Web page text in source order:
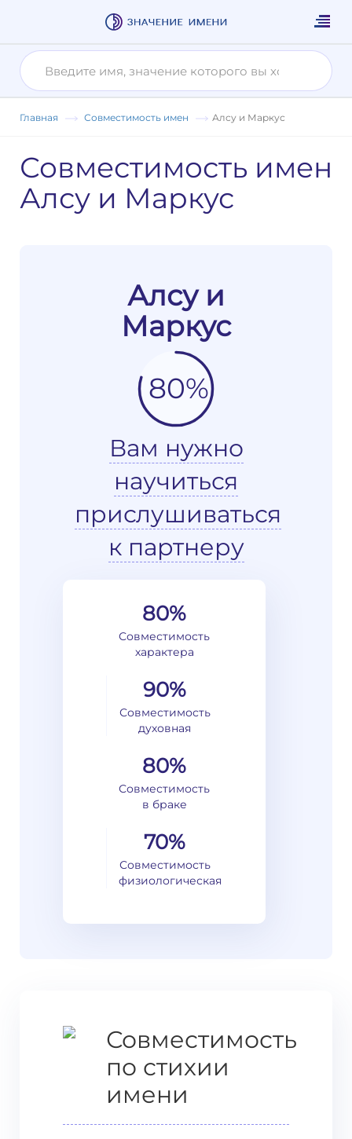
Главная Совместимость имен Алсу и Маркус
Совместимость имен
Алсу и Маркус
Алсу и
Маркус
80%
Вам нужно
научиться
прислушиваться
к партнеру
80%
Совместимость
характера
90%
Совместимость
духовная
80%
Совместимость
в браке
70%
Совместимость
физиологическая
Совместимость
по стихии
имени